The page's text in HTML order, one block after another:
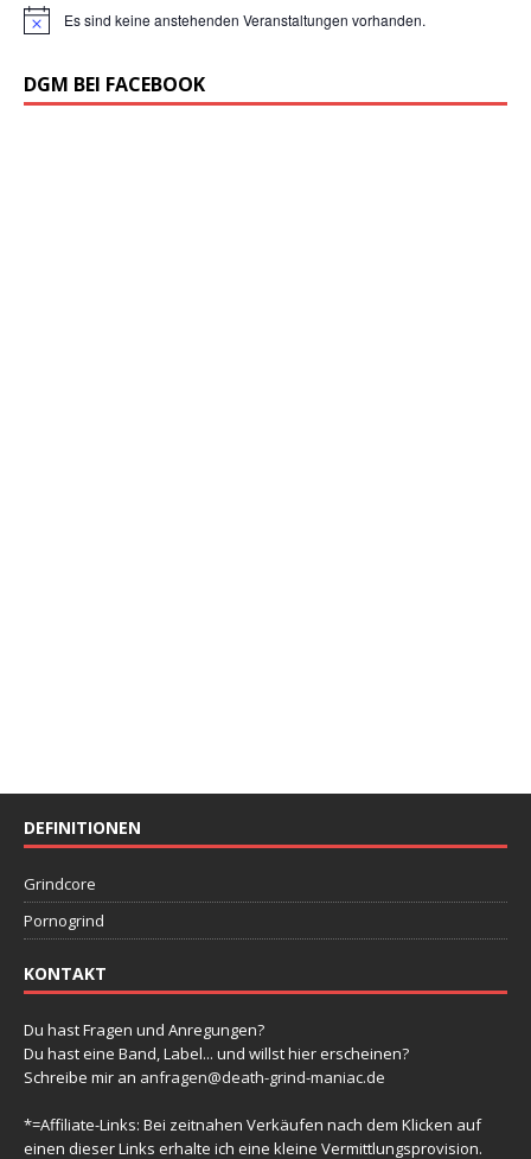
H
w
e
Es sind keine anstehenden Veranstaltungen vorhanden.
DGM BEI FACEBOOK
DEFINITIONEN
Grindcore
Pornogrind
KONTAKT
Du hast Fragen und Anregungen?
Du hast eine Band, Label... und willst hier erscheinen?
Schreibe mir an anfragen@death-grind-maniac.de
*=Affiliate-Links: Bei zeitnahen Verkäufen nach dem Klicken auf
einen dieser Links erhalte ich eine kleine Vermittlungsprovision.